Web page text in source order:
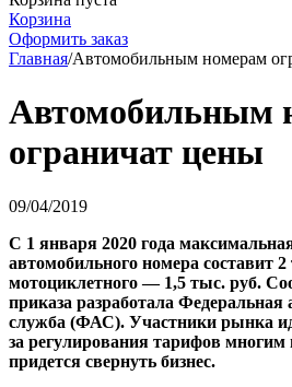
Корзина
Оформить заказ
Главная/Автомобильным номерам
Автомобильным
ограничат цены
09/04/2019
С 1 января 2020 года
автомобильного номера составит
мотоциклетного — 1,5 тыс. руб.
приказа разработала
служба (ФАС). Участники рынка
за регулирования тарифов многим
придется свернуть бизнес.